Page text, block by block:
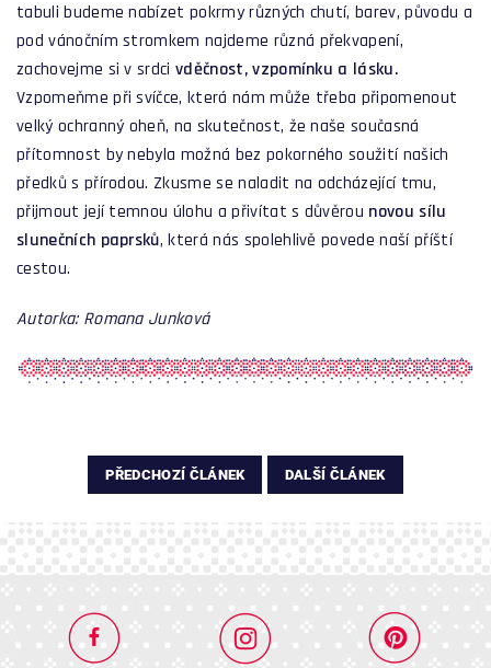
tabuli budeme nabízet pokrmy různých chutí, barev, původu a
pod vánočním stromkem najdeme různá překvapení,
zachovejme si v srdcivděčnost, vzpomínku a lásku.
Vzpomeňme při svíčce, která nám může třeba připomenout
velký ochranný oheň, na skutečnost, že naše současná
přítomnost by nebyla možná bez pokorného soužití našich
předků s přírodou. Zkusme se naladit na odcházející tmu,
přijmout její temnou úlohu a přivítat s důvěrou novou sílu
slunečních paprsků, která nás spolehlivě povede naší příští
cestou.
Autorka: Romana Junková
PŘEDCHOZÍ ČLÁNEK DALŠÍ ČLÁNEK